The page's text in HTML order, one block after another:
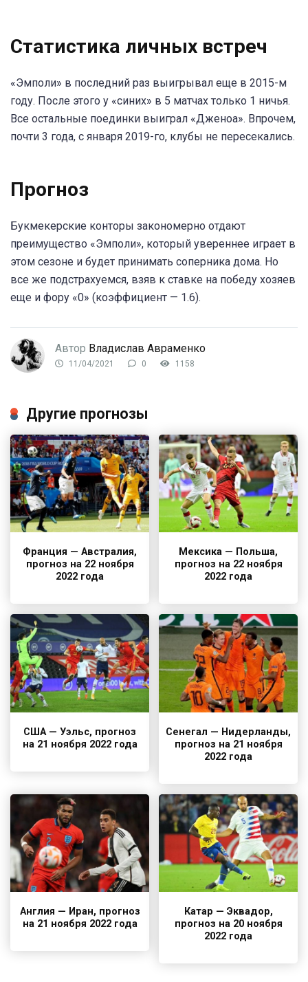
Статистика личных встреч
«Эмполи» в последний раз выигрывал еще в 2015-м
году. После этого у «синих» в 5 матчах только 1 ничья.
Все остальные поединки выиграл «Дженоа». Впрочем,
почти 3 года, с января 2019-го, клубы не пересекались.
Прогноз
Букмекерские конторы закономерно отдают
преимущество «Эмполи», который увереннее играет в
этом сезоне и будет принимать соперника дома. Но
все же подстрахуемся, взяв к ставке на победу хозяев
еще и фору «0» (коэффициент — 1.6).
Автор Владислав Авраменко
11/04/2021 0 1158
Другие прогнозы
Франция — Австралия,
прогноз на 22 ноября
2022 года
Мексика — Польша,
прогноз на 22 ноября
2022 года
США — Уэльс, прогноз
на 21 ноября 2022 года
Сенегал — Нидерланды,
прогноз на 21 ноября
2022 года
Англия — Иран, прогноз
на 21 ноября 2022 года
Катар — Эквадор,
прогноз на 20 ноября
2022 года